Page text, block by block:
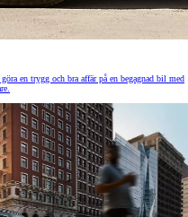
en trygg och bra affär på en begagnad bil med